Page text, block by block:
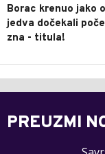
Borac krenuo jako
jedva dočekali
zna - titula!
PREUZMI